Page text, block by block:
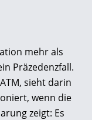
mehr als
Präzedenzfall.
sieht darin
wenn die
zeigt: Es